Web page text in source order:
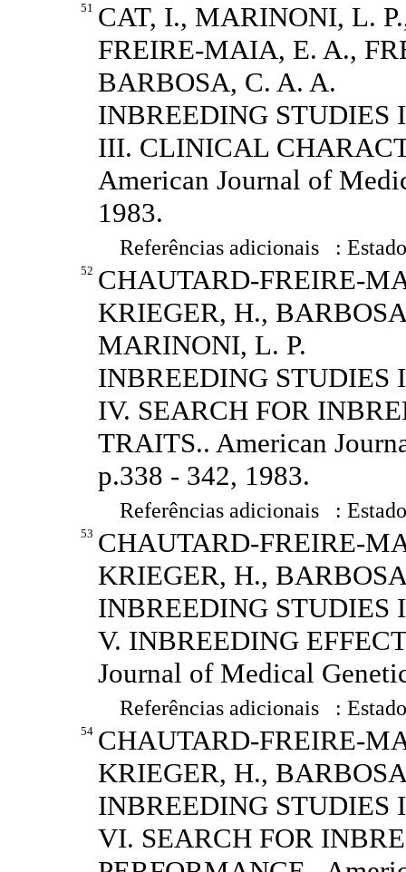
51 CAT, I., MARINONI, L.
FREIRE-MAIA, E. A.,
BARBOSA, C. A. A.
INBREEDING
III. CLINICAL
American Journal of
1983.
Referências adicionais :
52 CHAUTARD-FREIRE-
KRIEGER, H.,
MARINONI, L. P.
INBREEDING
IV. SEARCH FOR
TRAITS.. American
p.338 - 342, 1983.
Referências adicionais :
53 CHAUTARD-FREIRE-
KRIEGER, H.,
INBREEDING
V. INBREEDING
Journal of Medical
Referências adicionais :
54 CHAUTARD-FREIRE-
KRIEGER, H.,
INBREEDING
VI. SEARCH FOR